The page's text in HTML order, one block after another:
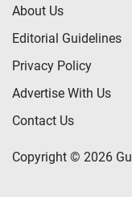
About Us
Editorial Guidelines
Privacy Policy
Advertise With Us
Contact Us
Copyright © 2026